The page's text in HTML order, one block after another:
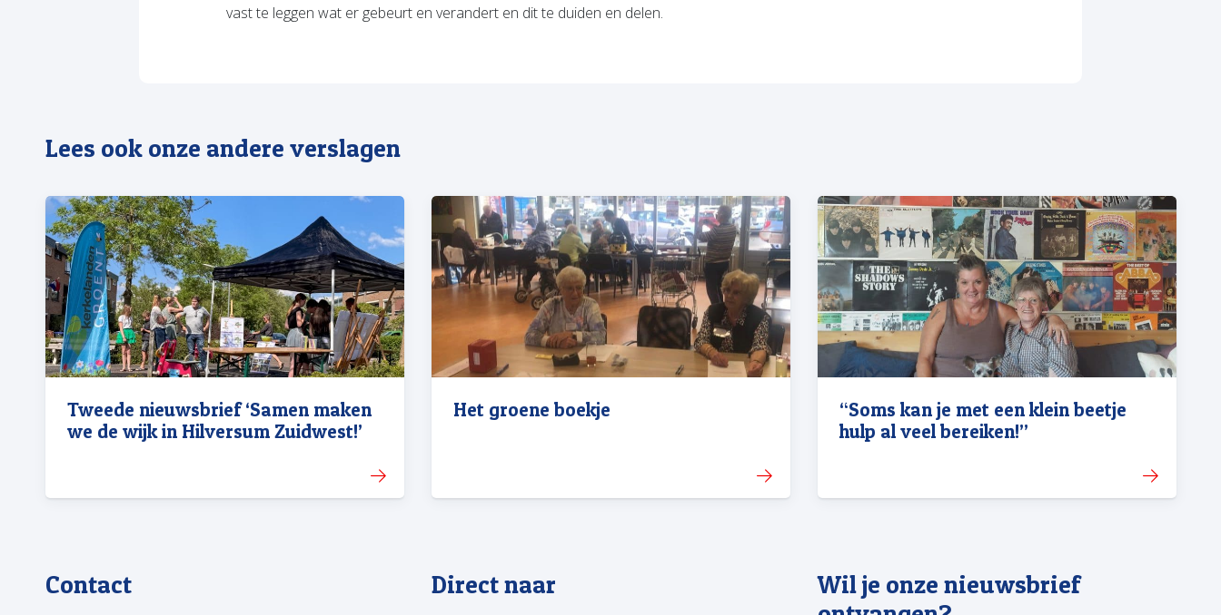
vast te leggen wat er gebeurt en verandert en dit te duiden en delen.
Lees ook onze andere verslagen
Tweede nieuwsbrief ‘Samen maken
we de wijk in Hilversum Zuidwest!’
Het groene boekje
“Soms kan je met een klein beetje
hulp al veel bereiken!”
Contact Direct naar
Wil je onze nieuwsbrief